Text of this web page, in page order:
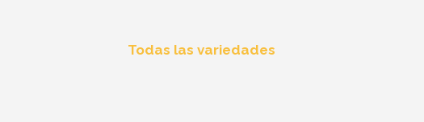
Todas las variedades